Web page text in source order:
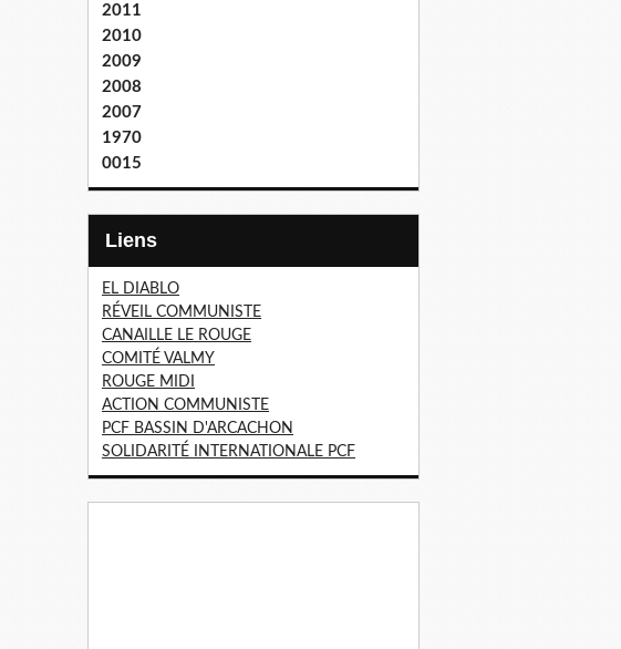
2011
2010
2009
2008
2007
1970
0015
Liens
EL DIABLO
RÉVEIL COMMUNISTE
CANAILLE LE ROUGE
COMITÉ VALMY
ROUGE MIDI
ACTION COMMUNISTE
PCF BASSIN D'ARCACHON
SOLIDARITÉ INTERNATIONALE PCF